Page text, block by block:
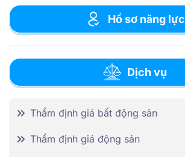
Hồ sơ năng lực
Dịch vụ
Thẩm định giá bất động sản
Thẩm định giá động sản